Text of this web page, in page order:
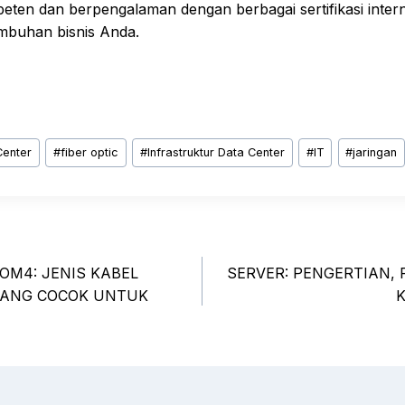
dan berpengalaman dengan berbagai sertifikasi
bisnis Anda.
#fiber optic #Infrastruktur Data Center #IT #jaringan
JENIS KABEL
COCOK UNTUK
SERVER: